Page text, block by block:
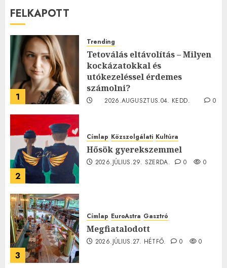
FELKAPOTT
1
Trending
Tetoválás eltávolítás – Milyen
kockázatokkal és
utókezeléssel érdemes
számolni?
2026.AUGUSZTUS.04. KEDD.
0
2
Címlap Közszolgálati Kultúra
Hősök gyerekszemmel
2026.JÚLIUS.29. SZERDA. 0 0
3
Címlap EuroAstra Gasztró
Megfiatalodott
2026.JÚLIUS.27. HÉTFŐ. 0 0